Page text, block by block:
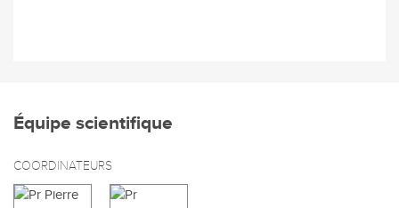
Équipe scientifique
COORDINATEURS